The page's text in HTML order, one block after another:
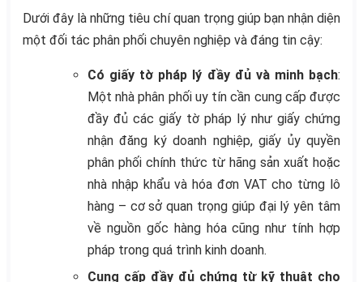
Dưới đây là những tiêu chí quan trọng giúp bạn nhận diện
một đối tác phân phối chuyên nghiệp và đáng tin cậy:
Có giấy tờ pháp lý đầy đủ và minh bạch:
Một nhà phân phối uy tín cần cung cấp được
đầy đủ các giấy tờ pháp lý như giấy chứng
nhận đăng ký doanh nghiệp, giấy ủy quyền
phân phối chính thức từ hãng sản xuất hoặc
nhà nhập khẩu và hóa đơn VAT cho từng lô
hàng – cơ sở quan trọng giúp đại lý yên tâm
về nguồn gốc hàng hóa cũng như tính hợp
pháp trong quá trình kinh doanh.
Cung cấp đầy đủ chứng từ kỹ thuật cho